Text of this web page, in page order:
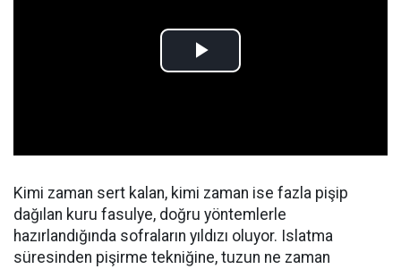
Kimi zaman sert kalan, kimi zaman ise fazla pişip
dağılan kuru fasulye, doğru yöntemlerle
hazırlandığında sofraların yıldızı oluyor. Islatma
süresinden pişirme tekniğine, tuzun ne zaman